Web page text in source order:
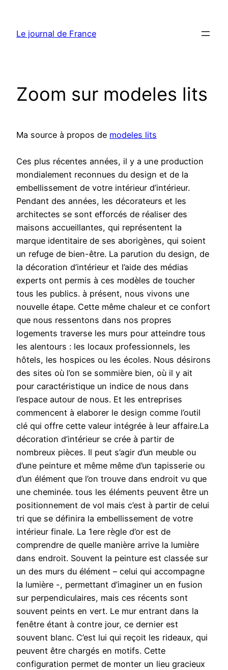
contenu
Le journal de France
Zoom sur modeles lits
Ma source à propos de modeles lits
Ces plus récentes années, il y a une production
mondialement reconnues du design et de la
embellissement de votre intérieur d’intérieur.
Pendant des années, les décorateurs et les
architectes se sont efforcés de réaliser des
maisons accueillantes, qui représentent la
marque identitaire de ses aborigènes, qui soient
un refuge de bien-être. La parution du design, de
la décoration d’intérieur et l’aide des médias
experts ont permis à ces modèles de toucher
tous les publics. à présent, nous vivons une
nouvelle étape. Cette même chaleur et ce confort
que nous ressentons dans nos propres
logements traverse les murs pour atteindre tous
les alentours : les locaux professionnels, les
hôtels, les hospices ou les écoles. Nous désirons
des sites où l’on se sommière bien, où il y ait
pour caractéristique un indice de nous dans
l’espace autour de nous. Et les entreprises
commencent à elaborer le design comme l’outil
clé qui offre cette valeur intégrée à leur affaire.La
décoration d’intérieur se crée à partir de
nombreux pièces. Il peut s’agir d’un meuble ou
d’une peinture et même même d’un tapisserie ou
d’un élément que l’on trouve dans endroit vu que
une cheminée. tous les éléments peuvent être un
positionnement de vol mais c’est à partir de celui
tri que se définira la embellissement de votre
intérieur finale. La 1ere règle d’or est de
comprendre de quelle manière arrive la lumière
dans endroit. Souvent la peinture est classée sur
un des murs du élément – celui qui accompagne
la lumière -, permettant d’imaginer un en fusion
sur perpendiculaires, mais ces récents sont
souvent peints en vert. Le mur entrant dans la
fenêtre étant à contre jour, ce dernier est
souvent blanc. C’est lui qui reçoit les rideaux, qui
peuvent être chargés en motifs. Cette
configuration permet de monter un lieu gracieux